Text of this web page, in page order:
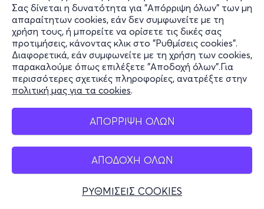
Σας δίνεται η δυνατότητα για "Απόρριψη όλων" των μη
απαραίτητων cookies, εάν δεν συμφωνείτε με τη
χρήση τους, ή μπορείτε να ορίσετε τις δικές σας
προτιμήσεις, κάνοντας κλικ στο "Ρυθμίσεις cookies".
Διαφορετικά, εάν συμφωνείτε με τη χρήση των cookies,
παρακαλούμε όπως επιλέξετε "Αποδοχή όλων".Για
περισσότερες σχετικές πληροφορίες, ανατρέξτε στην
πολιτική μας για τα cookies.
ΑΠΟΡΡΙΨΗ ΟΛΩΝ
ΑΠΟΔΟΧΗ ΟΛΩΝ
ΡΥΘΜΙΣΕΙΣ COOKIES